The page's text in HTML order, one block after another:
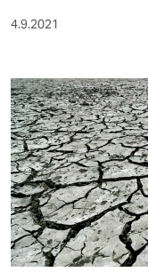
4.9.2021